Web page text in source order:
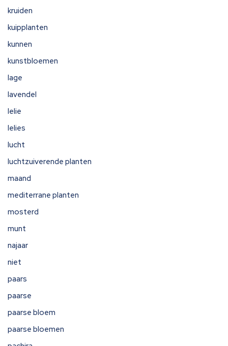
kruiden
kuipplanten
kunnen
kunstbloemen
lage
lavendel
lelie
lelies
lucht
luchtzuiverende planten
maand
mediterrane planten
mosterd
munt
najaar
niet
paars
paarse
paarse bloem
paarse bloemen